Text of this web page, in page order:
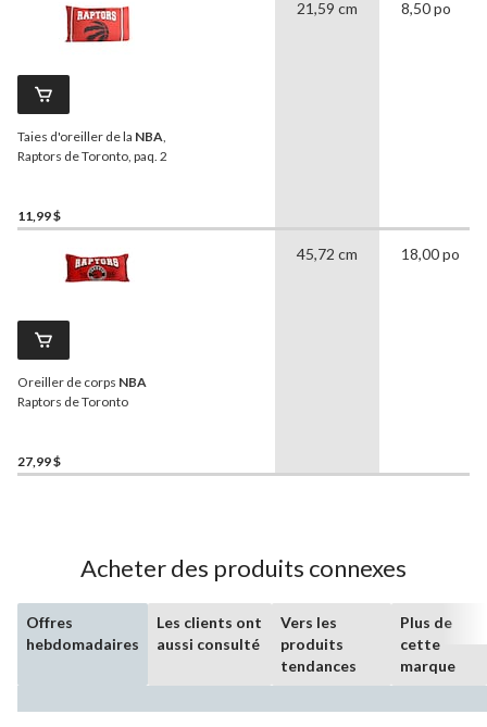
Taies d'oreiller de la NBA
Raptors de Toronto, paq. 2
11,99 $
21,59 cm 8,50 po
Oreiller de corps NBA
Raptors de Toronto
27,99 $
45,72 cm 18,00 po
Acheter des produits connexes
Offres
hebdomadaires
Les clients ont
aussi consulté
Vers les
produits
tendances
Plus de
cette
marque